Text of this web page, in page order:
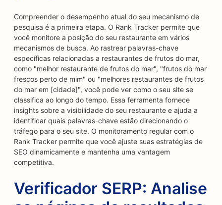
Compreender o desempenho atual do seu mecanismo de
pesquisa é a primeira etapa. O Rank Tracker permite que
você monitore a posição do seu restaurante em vários
mecanismos de busca. Ao rastrear palavras-chave
específicas relacionadas a restaurantes de frutos do mar,
como "melhor restaurante de frutos do mar", "frutos do mar
frescos perto de mim" ou "melhores restaurantes de frutos
do mar em [cidade]", você pode ver como o seu site se
classifica ao longo do tempo. Essa ferramenta fornece
insights sobre a visibilidade do seu restaurante e ajuda a
identificar quais palavras-chave estão direcionando o
tráfego para o seu site. O monitoramento regular com o
Rank Tracker permite que você ajuste suas estratégias de
SEO dinamicamente e mantenha uma vantagem
competitiva.
Verificador SERP: Analise